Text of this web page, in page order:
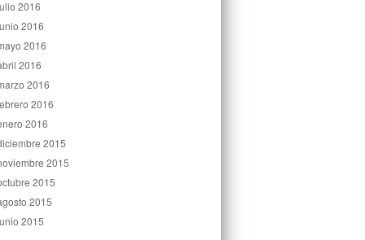
2016
2016
2016
2016
2016
2016
2016
2015
2015
2015
2015
2015